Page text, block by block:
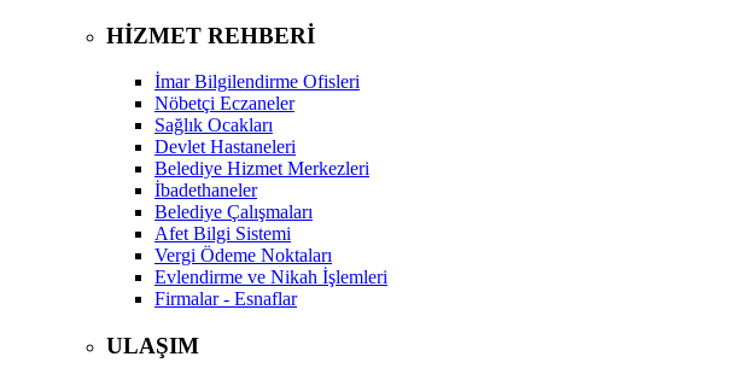
HİZMET REHBERİ
İmar Bilgilendirme Ofisleri
Nöbetçi Eczaneler
Sağlık Ocakları
Devlet Hastaneleri
Belediye Hizmet Merkezleri
İbadethaneler
Belediye Çalışmaları
Afet Bilgi Sistemi
Vergi Ödeme Noktaları
Evlendirme ve Nikah İşlemleri
Firmalar - Esnaflar
ULAŞIM